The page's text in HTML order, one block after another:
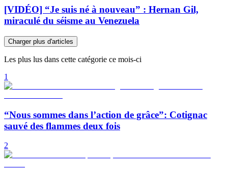
[VIDÉO] “Je suis né à nouveau” : Hernan Gil,
miraculé du séisme au Venezuela
Charger plus d'articles
Les plus lus dans cette catégorie ce mois-ci
1
“Nous sommes dans l’action de grâce”: Cotignac
sauvé des flammes deux fois
2